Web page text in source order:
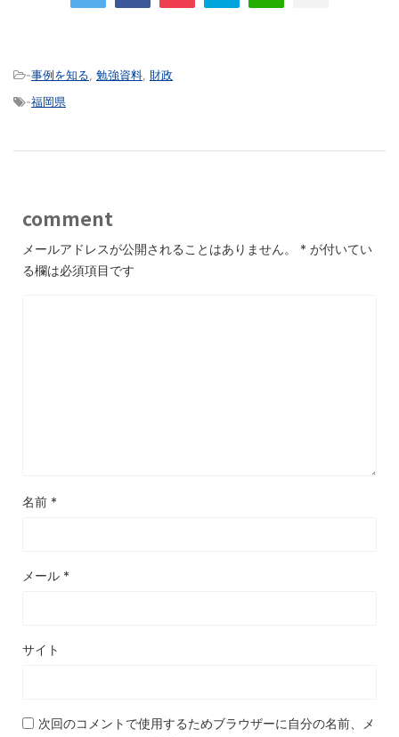
-事例を知る 勉強資料 財政
-福岡県
comment
メールアドレスが公開されることはありません。 * が付いてい
る欄は必須項目です
名前 *
メール *
サイト
次回のコメントで使用するためブラウザーに自分の名前、メ